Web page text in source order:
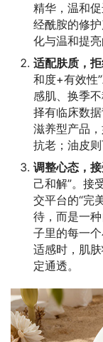
精华，温和
经酰胺的修
化与温和提
适配肤质，拒
和度+有效性
感肌、换季
择有临床数
滋养型产品
抗老；油皮
调整心态，接
己和解”。接
交平台的“完
待，而是一
子里的每一
适感时，肌
定通透。